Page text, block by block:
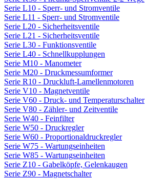
Serie L10 - Sperr- und Stromventile
Serie L11 - Sperr- und Stromventile
Serie L20 - Sicherheitsventile
Serie L21 - Sicherheitsventile
Serie L30 - Funktionsventile
Serie L40 - Schnellkupplungen
Serie M10 - Manometer
Serie M20 - Druckmessumformer
Serie R10 - Druckluft-Lamellenmotoren
Serie V10 - Magnetventile
Serie V60 - Druck- und Temperaturschalter
Serie V80 - Zähler- und Zeitventile
Serie W40 - Feinfilter
Serie W50 - Druckregler
Serie W60 - Proportionaldruckregler
Serie W75 - Wartungseinheiten
Serie W85 - Wartungseinheiten
Serie Z10 - Gabelköpfe, Gelenkaugen
Serie Z90 - Magnetschalter